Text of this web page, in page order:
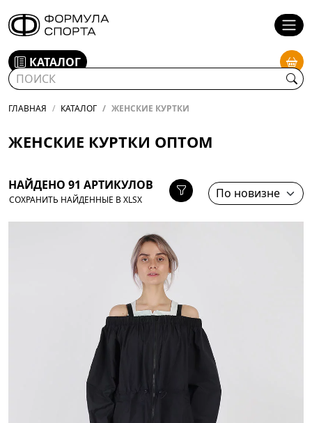
КАТАЛОГ
ГЛАВНАЯ КАТАЛОГ ЖЕНСКИЕ КУРТКИ
ЖЕНСКИЕ КУРТКИ ОПТОМ
НАЙДЕНО 91 АРТИКУЛОВ
СОХРАНИТЬ НАЙДЕННЫЕ В XLSX